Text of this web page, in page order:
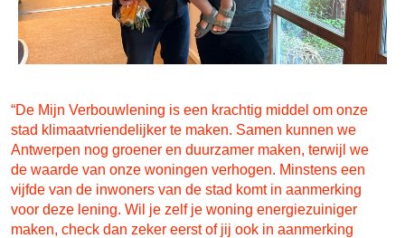
“De Mijn Verbouwlening is een krachtig middel om onze
stad klimaatvriendelijker te maken. Samen kunnen we
Antwerpen nog groener en duurzamer maken, terwijl we
de waarde van onze woningen verhogen. Minstens een
vijfde van de inwoners van de stad komt in aanmerking
voor deze lening. Wil je zelf je woning energiezuiniger
maken, check dan zeker eerst of jij ook in aanmerking